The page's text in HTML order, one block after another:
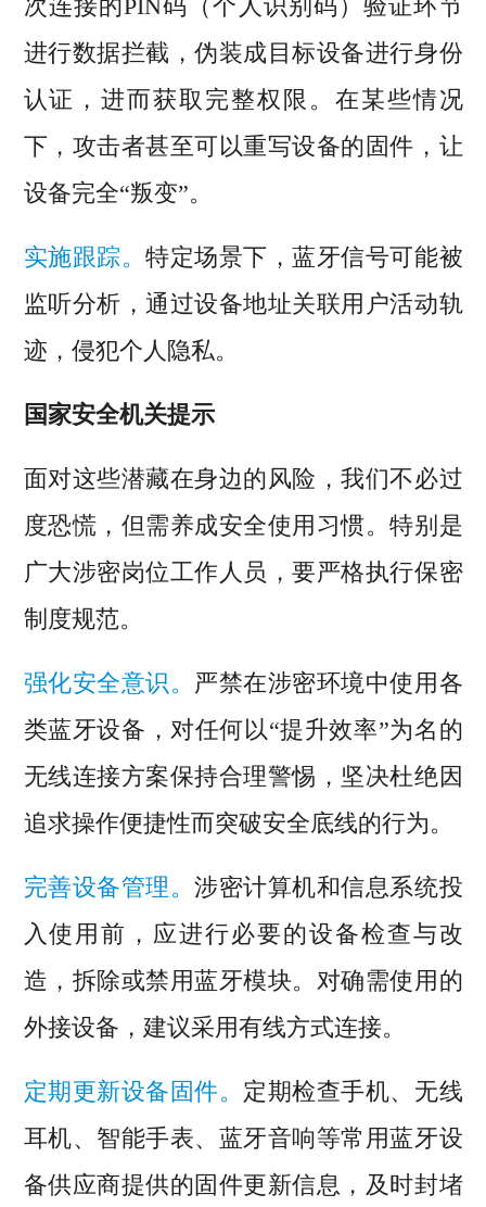
次连接的PIN码（个人识别码）验证环节
进行数据拦截，伪装成目标设备进行身份
认证，进而获取完整权限。在某些情况
下，攻击者甚至可以重写设备的固件，让
设备完全“叛变”。
实施跟踪。特定场景下，蓝牙信号可能被
监听分析，通过设备地址关联用户活动轨
迹，侵犯个人隐私。
国家安全机关提示
面对这些潜藏在身边的风险，我们不必过
度恐慌，但需养成安全使用习惯。特别是
广大涉密岗位工作人员，要严格执行保密
制度规范。
强化安全意识。 严禁在涉密环境中使用各
类蓝牙设备，对任何以“提升效率”为名的
无线连接方案保持合理警惕，坚决杜绝因
追求操作便捷性而突破安全底线的行为。
完善设备管理。涉密计算机和信息系统投
入使用前，应进行必要的设备检查与改
造，拆除或禁用蓝牙模块。对确需使用的
外接设备，建议采用有线方式连接。
定期更新设备固件。 定期检查手机、无线
耳机、智能手表、蓝牙音响等常用蓝牙设
备供应商提供的固件更新信息，及时封堵